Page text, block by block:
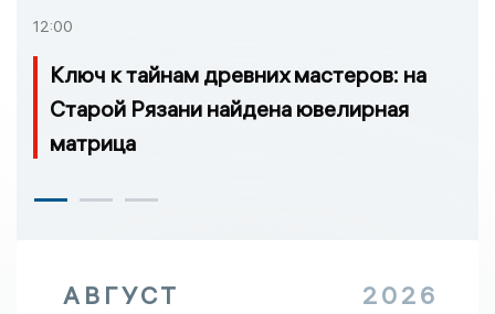
12:00
Ключ к тайнам древних мастеров: на
Старой Рязани найдена ювелирная
матрица
АВГУСТ 2026